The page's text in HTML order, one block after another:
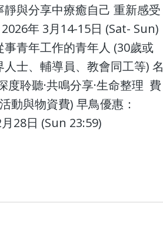
與分享中療癒自己 重新感受
年 3月14-15日 (Sat- Sun)
青年工作的青年人 (30歲或
士、輔導員、教會同工等) 名
度聆聽·共鳴分享·生命整理 費
動與物資費) 早鳥優惠：
28日 (Sun 23:59)